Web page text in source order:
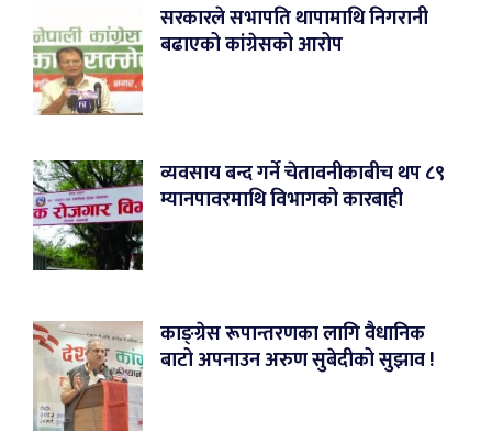
सरकारले सभापति थापामाथि निगरानी
बढाएको कांग्रेसको आरोप
व्यवसाय बन्द गर्ने चेतावनीकाबीच थप ८९
म्यानपावरमाथि विभागको कारबाही
काङ्ग्रेस रूपान्तरणका लागि वैधानिक
बाटो अपनाउन अरुण सुबेदीको सुझाव !